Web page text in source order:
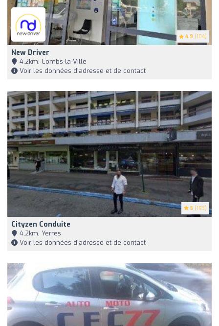
4.9 (104)
New Driver
4,2km, Combs-la-Ville
Voir les données d'adresse et de contact
5 (193)
Cityzen Conduite
4,2km, Yerres
Voir les données d'adresse et de contact